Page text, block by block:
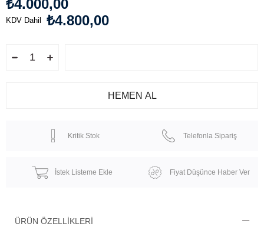
₺4.000,00
KDV Dahil ₺4.800,00
Kritik Stok Telefonla Sipariş
İstek Listeme Ekle Fiyat Düşünce Haber Ver
ÜRÜN ÖZELLIKLERI